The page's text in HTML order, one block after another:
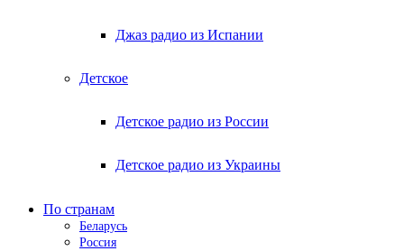
Джаз радио из Испании
Детское
Детское радио из России
Детское радио из Украины
По странам
Беларусь
Россия